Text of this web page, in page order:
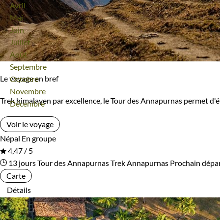
Avril
Mai
Juin
Juillet
Août
Septembre
Octobre
Novembre
Décembre
Ile Maurice Inde
Inde Himalayenne Indonésie
Irlande
Israël
Japon
Kazakhstan
Kirghizistan Kosovo
Laos
Lettonie Lituanie
Bivouac, sous tente Refuge, gîte, dortoir
Standard Supérieur
Haut de gamme
Type de bateau
Bateaux de croisière
Itinérance
Itinérant
Le voyage en bref
Trek himalayen par excellence, le Tour des Annapurnas permet
Voir le voyage
Népal En groupe
4,47 / 5
13 joursTour des AnnapurnasTrek Annapurnas Prochain
Carte
Détails